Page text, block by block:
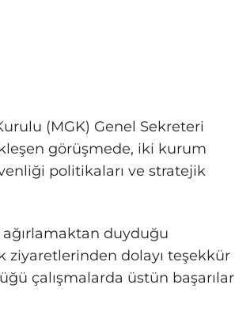
(MGK) Genel Sekreteri
görüşmede, iki kurum
politikaları ve stratejik
ağırlamaktan duyduğu
ziyaretlerinden dolayı teşekkür
çalışmalarda üstün başarılar